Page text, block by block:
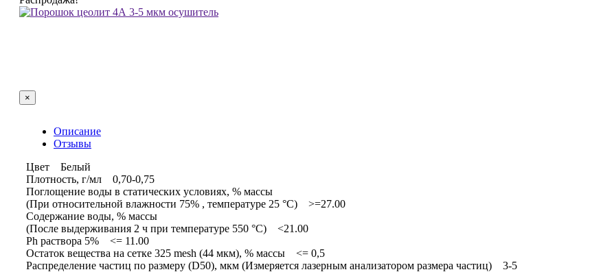
×
Описание
Отзывы
Цвет Белый
Плотность, г/мл 0,70-0,75
Поглощение воды в статических условиях, % массы
(При относительной влажности 75% , температуре 25 °C) >=27.00
Содержание воды, % массы
(После выдерживания 2 ч при температуре 550 °C) <21.00
Ph раствора 5% <= 11.00
Остаток вещества на сетке 325 mesh (44 мкм), % массы <= 0,5
Распределение частиц по размеру (D50), мкм (Измеряется лазерным анализатором размера частиц) 3-5